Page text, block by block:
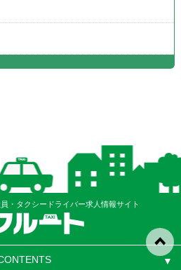
・タクシードライバー求人情報サイト